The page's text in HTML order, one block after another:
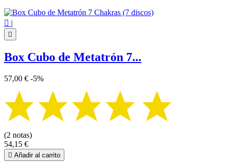
 |

Box Cubo de Metatrón 7...
57,00 € -5%
(2 notas)
54,15 €
 Añadir al carrito